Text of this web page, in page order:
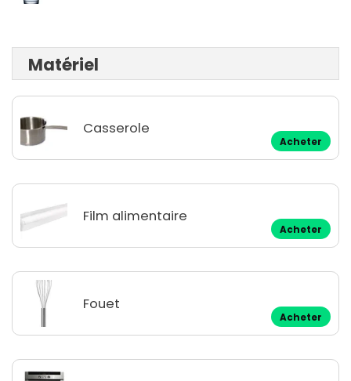
Matériel
Casserole
Acheter
Film alimentaire
Acheter
Fouet
Acheter